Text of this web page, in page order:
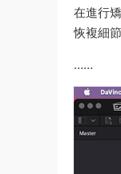
在進行
恢複細
……